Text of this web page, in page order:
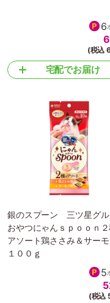
6
(税込
宅配でお届け
銀のスプーン 三ツ星グ
おやつにゃんｓｐｏｏｎ
アソート鶏ささみ＆サー
１００ｇ
5
(税込